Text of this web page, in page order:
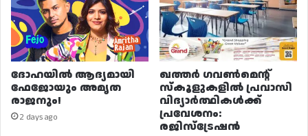
ദോഹയിൽ ആദ്യമായി
ഫേജോയും അമൃത
രാജനും!
2 days ago
ഖത്തർ ഗവൺമെന്റ്
സ്കൂളുകളിൽ പ്രവാസി
വിദ്യാർത്ഥികൾക്ക്
പ്രവേശനം:
രജിസ്ട്രേഷൻ